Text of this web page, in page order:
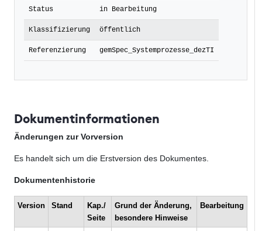
Status in Bearbeitung
Klassifizierung öffentlich
Referenzierung gemSpec_Systemprozesse_dezTI
Dokumentinformationen
Änderungen zur Vorversion
Es handelt sich um die Erstversion des Dokumentes.
Dokumentenhistorie
Version Stand
Kap./
Seite
Grund der Änderung,
besondere Hinweise
Bearbeitung